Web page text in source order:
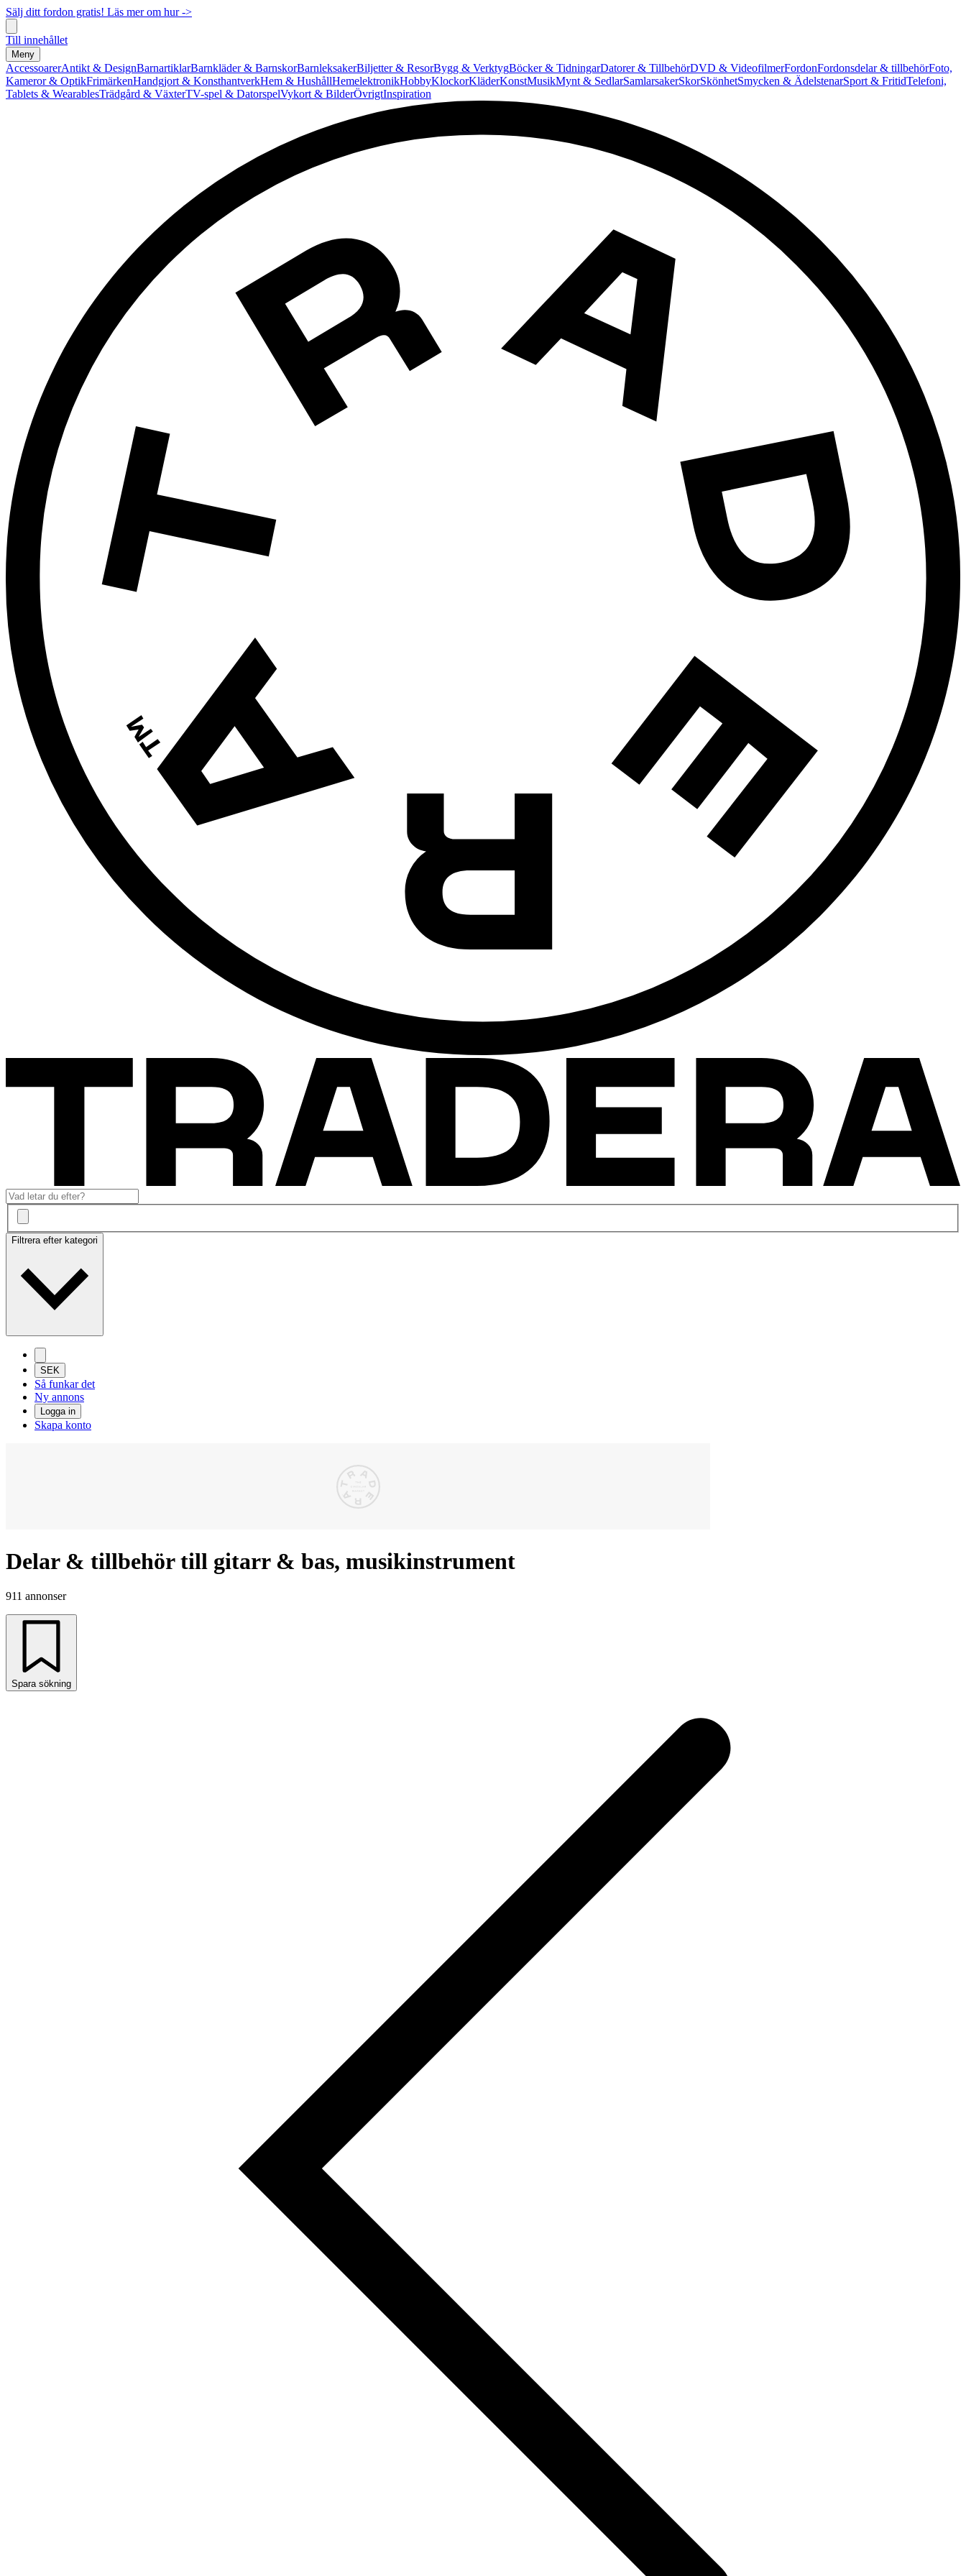
Sälj ditt fordon gratis! Läs mer om hur ->
Till innehållet
Meny
AccessoarerAntikt & DesignBarnartiklarBarnkläder & BarnskorBarnleksakerBiljetter & ResorBygg & VerktygBöcker & TidningarDatorer & TillbehörDVD & VideofilmerFordonFordonsdelar & tillbehörFoto,
Kameror & OptikFrimärkenHandgjort & KonsthantverkHem & HushållHemelektronikHobbyKlockorKläderKonstMusikMynt & SedlarSamlarsakerSkorSkönhetSmycken & ÄdelstenarSport & FritidTelefoni,
Tablets & WearablesTrädgård & VäxterTV-spel & DatorspelVykort & BilderÖvrigtInspiration
Filtrera efter kategori
SEK
Så funkar det
Ny annons
Logga in
Skapa konto
Delar & tillbehör till gitarr & bas, musikinstrument
911 annonser
Spara sökning